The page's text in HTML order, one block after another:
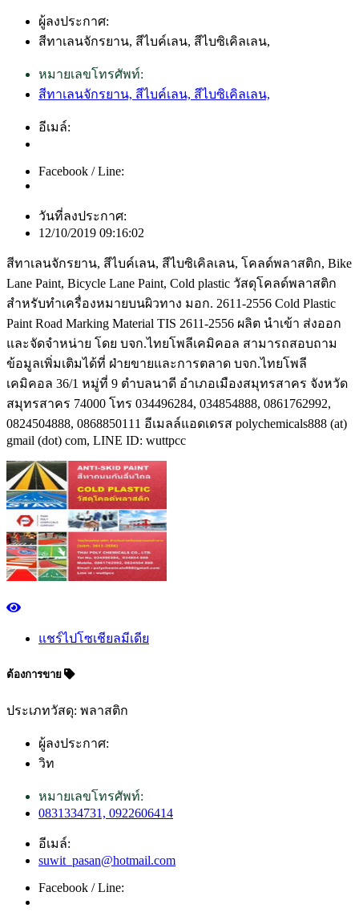
ผู้ลงประกาศ:
สีทาเลนจักรยาน, สีไบค์เลน, สีไบซิเคิลเลน,
หมายเลขโทรศัพท์:
สีทาเลนจักรยาน, สีไบค์เลน, สีไบซิเคิลเลน,
อีเมล์:
Facebook / Line:
วันที่ลงประกาศ:
12/10/2019 09:16:02
สีทาเลนจักรยาน, สีไบค์เลน, สีไบซิเคิลเลน, โคลด์พลาสติก, Bike
Lane Paint, Bicycle Lane Paint, Cold plastic วัสดุโคลด์พลาสติก
สำหรับทำเครื่องหมายบนผิวทาง มอก. 2611-2556 Cold Plastic
Paint Road Marking Material TIS 2611-2556 ผลิต นำเข้า ส่งออก
และจัดจำหน่าย โดย บจก.ไทยโพลีเคมิคอล สามารถสอบถาม
ข้อมูลเพิ่มเติมได้ที่ ฝ่ายขายและการตลาด บจก.ไทยโพลี
เคมิคอล 36/1 หมู่ที่ 9 ตำบลนาดี อำเภอเมืองสมุทรสาคร จังหวัด
สมุทรสาคร 74000 โทร 034496284, 034854888, 0861762992,
0824504888, 0868850111 อีเมลล์แอดเดรส polychemicals888 (at)
gmail (dot) com, LINE ID: wuttpcc
แชร์ไปโซเชียลมีเดีย
ต้องการขาย
ประเภทวัสดุ: พลาสติก
ผู้ลงประกาศ:
วิท
หมายเลขโทรศัพท์:
0831334731, 0922606414
อีเมล์:
suwit_pasan@hotmail.com
Facebook / Line: